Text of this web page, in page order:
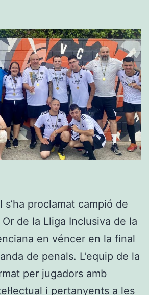
s’ha proclamat campió de
de la Lliga Inclusiva de la
en véncer en la final
de penals. L’equip de la
per jugadors amb
i pertanyents a les